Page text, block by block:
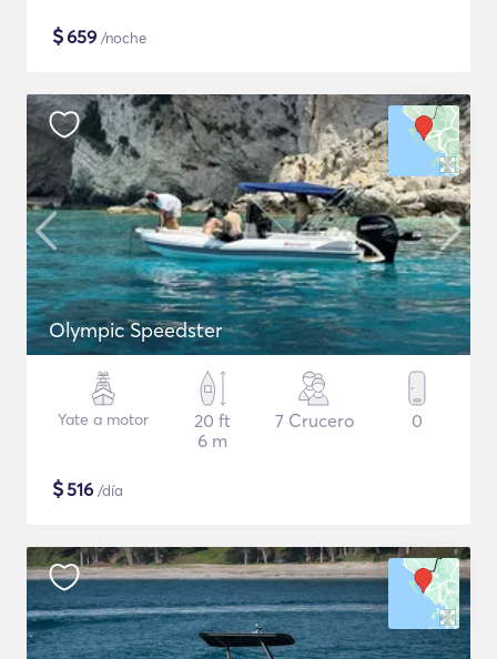
$659 /noche
Olympic Speedster
Yate a motor
20 ft
6 m
7 Crucero 0
$516 /día